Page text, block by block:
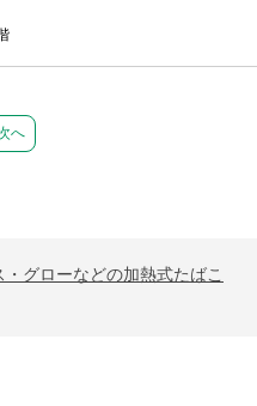
へ
グローなどの加熱式たばこ